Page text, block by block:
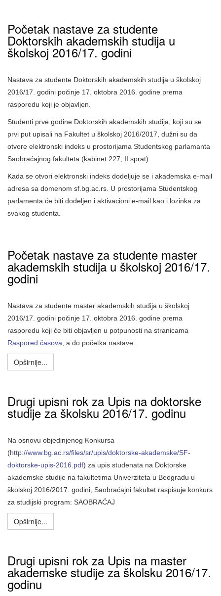
Početak nastave za studente
Doktorskih akademskih studija u
školskoj 2016/17. godini
Nastava za studente Doktorskih akademskih studija u školskoj
2016/17. godini počinje 17. oktobra 2016. godine prema
rasporedu koji je objavljen.
Studenti prve godine Doktorskih akademskih studija, koji su se
prvi put upisali na Fakultet u školskoj 2016/2017, dužni su da
otvore elektronski indeks u prostorijama Studentskog parlamanta
Saobraćajnog fakulteta (kabinet 227, II sprat).
Kada se otvori elektronski indeks dodeljuje se i akademska e-mail
adresa sa domenom sf.bg.ac.rs. U prostorijama Studentskog
parlamenta će biti dodeljen i aktivacioni e-mail kao i lozinka za
svakog studenta.
Početak nastave za studente master
akademskih studija u školskoj 2016/17.
godini
Nastava za studente master akademskih studija u školskoj
2016/17. godini počinje 17. oktobra 2016. godine prema
rasporedu koji će biti objavljen u potpunosti na stranicama
Raspored časova , a do početka nastave.
Opširnije...
Drugi upisni rok za Upis na doktorske
studije za školsku 2016/17. godinu
Na osnovu objedinjenog Konkursa
(http://www.bg.ac.rs/files/sr/upis/doktorske-akademske/SF-
doktorske-upis-2016.pdf) za upis studenata na Doktorske
akademske studije na fakultetima Univerziteta u Beogradu u
školskoj 2016/2017. godini, Saobraćajni fakultet raspisuje konkurs
za studijski program: SAOBRAĆAJ
Opširnije...
Drugi upisni rok za Upis na master
akademske studije za školsku 2016/17.
godinu